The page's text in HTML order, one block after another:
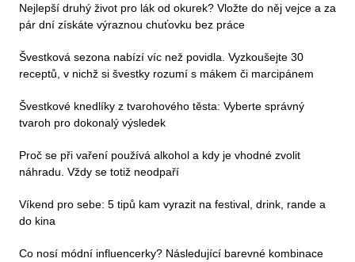
Nejlepší druhý život pro lák od okurek? Vložte do něj vejce a za
pár dní získáte výraznou chuťovku bez práce
Švestková sezona nabízí víc než povidla. Vyzkoušejte 30
receptů, v nichž si švestky rozumí s mákem či marcipánem
Švestkové knedlíky z tvarohového těsta: Vyberte správný
tvaroh pro dokonalý výsledek
Proč se při vaření používá alkohol a kdy je vhodné zvolit
náhradu. Vždy se totiž neodpaří
Víkend pro sebe: 5 tipů kam vyrazit na festival, drink, rande a
do kina
Co nosí módní influencerky? Následující barevné kombinace